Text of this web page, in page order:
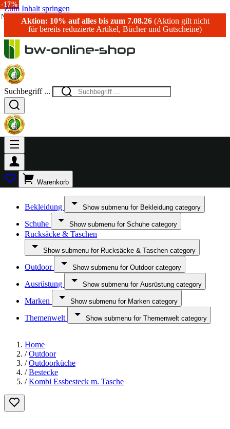
Zum Inhalt springen
Aktion: 10% auf alles bis zum 7.08.26(Aktion gilt nicht
für bereits reduzierte Artikel, Bücher und Gutscheine)
Suchbegriff ...
Warenkorb
Bekleidung Show submenu for Bekleidung category
Schuhe Show submenu for Schuhe category
Rucksäcke & Taschen
Show submenu for Rucksäcke & Taschen category
Outdoor Show submenu for Outdoor category
Ausrüstung Show submenu for Ausrüstung category
Marken Show submenu for Marken category
Themenwelt Show submenu for Themenwelt category
Home
/ Outdoor
/ Outdoorküche
/ Bestecke
/ Kombi Essbesteck m. Tasche
-20%
-15%
-10%
NEU!
-14%
-25%
-17%